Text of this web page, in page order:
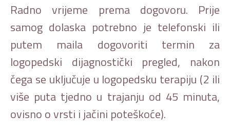
Radno vrijeme prema dogovoru. Prije
samog dolaska potrebno je telefonski ili
putem maila dogovoriti termin za
logopedski dijagnostički pregled, nakon
čega se uključuje u logopedsku terapiju (2 ili
više puta tjedno u trajanju od 45 minuta,
ovisno o vrsti i jačini poteškoće).